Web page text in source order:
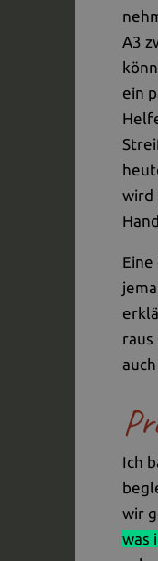
A3
ein
wird
raus
Ich
wir
was